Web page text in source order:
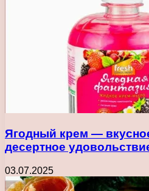
Ягодный крем —
десертное
03.07.2025